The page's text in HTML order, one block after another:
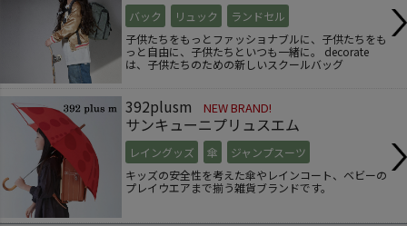
バック リュック
ランドセル
子供たちをもっとファッショナブルに、子供たちをも
っと自由に、子供たちといつも一緒に。 decorate
は、子供たちのための新しいスクールバッグ
392plusm NEW BRAND!
サンキューニプリュスエム
レイングッズ 傘
ジャンプスーツ
キッズの安全性を考えた傘やレインコート、ベビーの
プレイウエアまで揃う雑貨ブランドです。